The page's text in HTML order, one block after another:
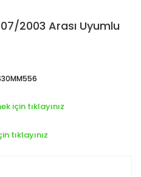
2003 Arası Uyumlu
için tıklayınız
tıklayınız